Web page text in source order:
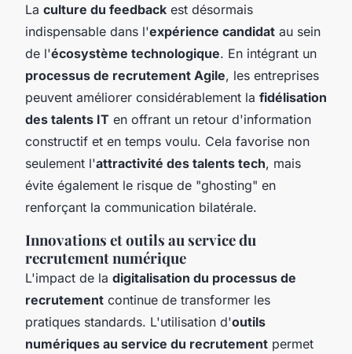
La culture du feedback est désormais
indispensable dans l'expérience candidat au sein
de l'écosystème technologique. En intégrant un
processus de recrutement Agile, les entreprises
peuvent améliorer considérablement la fidélisation
des talents IT en offrant un retour d'information
constructif et en temps voulu. Cela favorise non
seulement l'attractivité des talents tech, mais
évite également le risque de "ghosting" en
renforçant la communication bilatérale.
Innovations et outils au service du
recrutement numérique
L'impact de la digitalisation du processus de
recrutement continue de transformer les
pratiques standards. L'utilisation d'outils
numériques au service du recrutement permet